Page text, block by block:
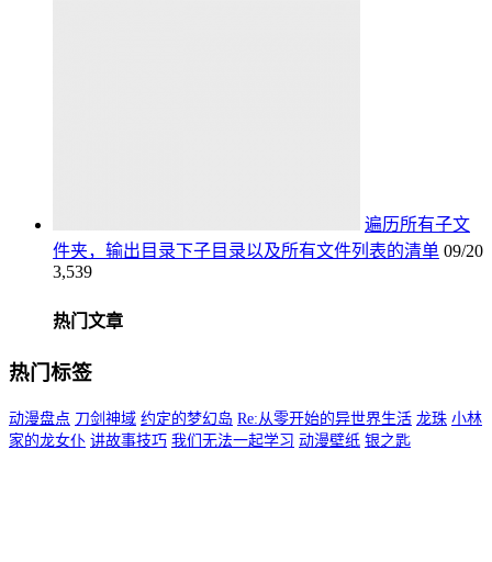
遍历所有子文
件夹，输出目录下子目录以及所有文件列表的清单 09/20
3,539
热门文章
热门标签
动漫盘点 刀剑神域 约定的梦幻岛 Re:从零开始的异世界生活 龙珠 小林
家的龙女仆 讲故事技巧 我们无法一起学习 动漫壁纸 银之匙